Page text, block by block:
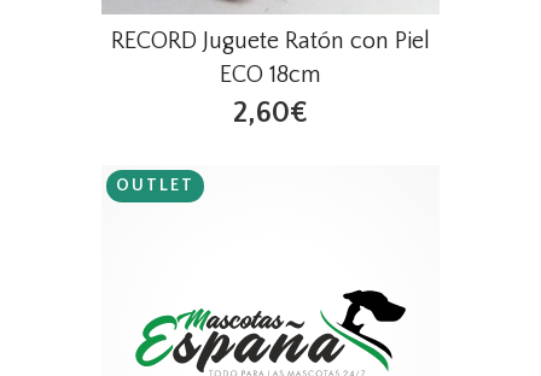
RECORD Juguete Ratón con Piel
ECO 18cm
2,60€
OUTLET